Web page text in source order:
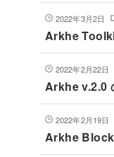
2022年3月2日
Arkhe
2022年2月22日
Arkhe v.2.0
2022年2月19日
Arkhe